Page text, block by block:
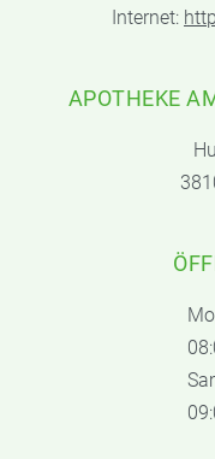
Internet:
APOTHEKE